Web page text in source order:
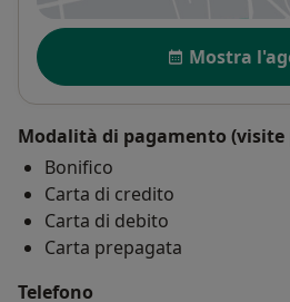
Disponibilità
Mostra
Modalità di pagamento (visite
Bonifico
Carta di credito
Carta di debito
Carta prepagata
Telefono